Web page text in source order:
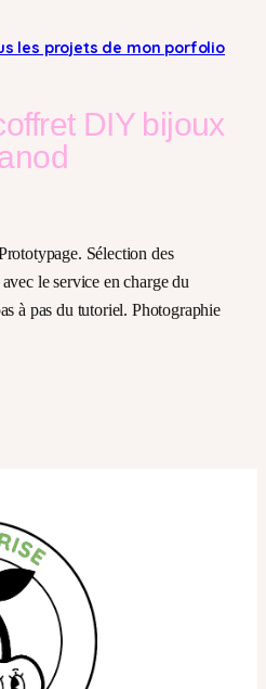
les projets de mon porfolio
DIY bijoux
Sélection des
le service en charge du
à pas du tutoriel. Photographie